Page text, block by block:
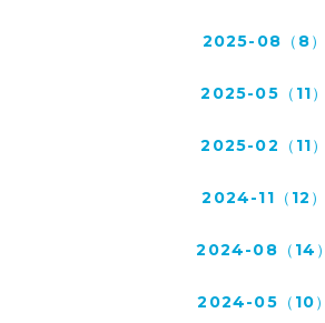
2025-08（8）
2025-05（11）
2025-02（11）
2024-11（12）
2024-08（14）
2024-05（10）